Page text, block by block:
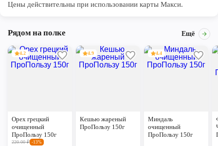
Цены действительны при использовании карты Макси.
Рядом на полке Ещё
4.2
Орех грецкий
очищенный
ПроПользу 150г
220.00₽ -13%
4.9
Кешью жареный
ПроПользу 150г
4.4
Миндаль
очищенный
ПроПользу 150г